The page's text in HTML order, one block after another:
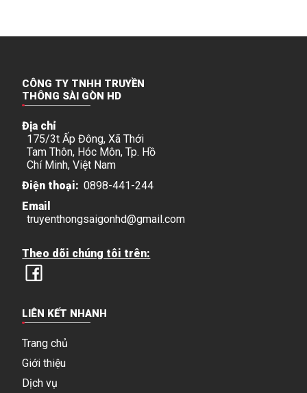
CÔNG TY TNHH TRUYỀN
THÔNG SÀI GÒN HD
Địa chỉ
175/3t Ấp Đông, Xã Thới
Tam Thôn, Hóc Môn, Tp. Hồ
Chí Minh, Việt Nam
Điện thoại: 0898-441-244
Email
truyenthongsaigonhd@gmail.com
Theo dõi chúng tôi trên:
LIÊN KẾT NHANH
Trang chủ
Giới thiệu
Dịch vụ